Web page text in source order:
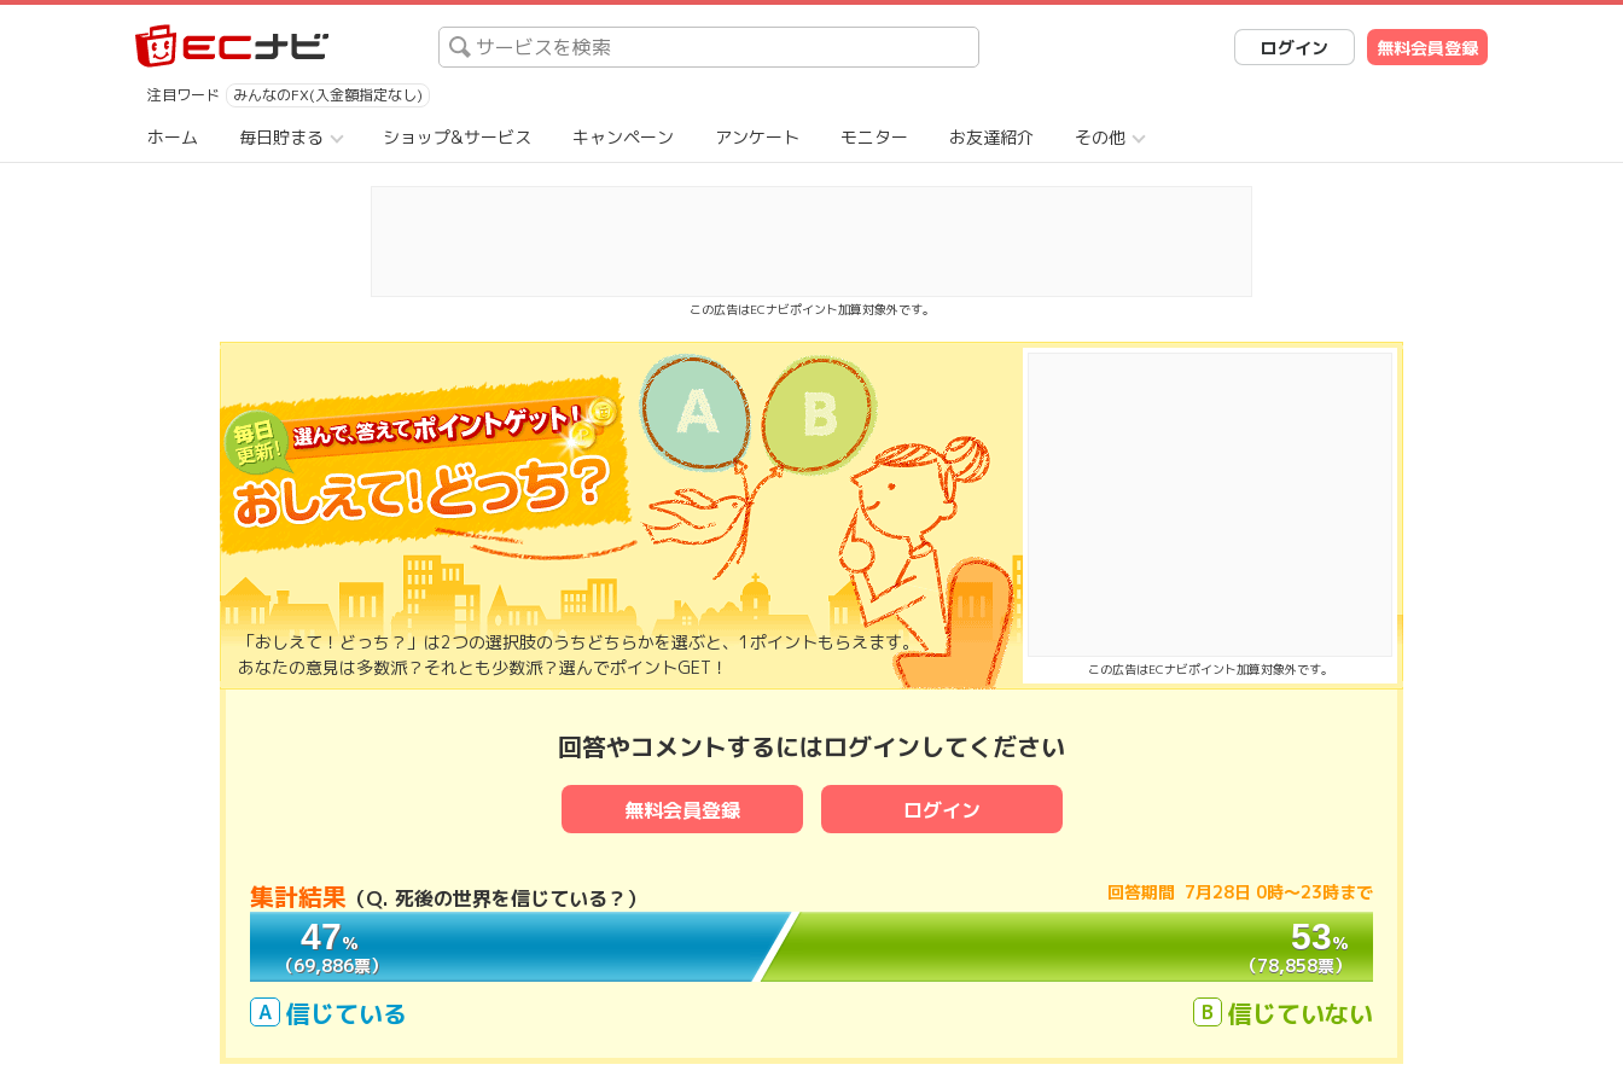
ログイン 無料会員登録
注目ワード みんなのFX(入金額指定なし)
ホーム 毎日貯まる ショップ&サービス キャンペーン アンケート モニター お友達紹介 その他
この広告はECナビポイント加算対象外です。
「おしえて！どっち？」は2つの選択肢のうちどちらかを選ぶと、1ポイントもらえます。
あなたの意見は多数派？それとも少数派？選んでポイントGET！
この広告はECナビポイント加算対象外です。
回答やコメントするにはログインしてください
無料会員登録 ログイン
集計結果 （Q. 死後の世界を信じている？ ） 回答期間 7月28日 0時〜23時まで
47％
（69,886票）
53％
（78,858票）
47％
（69,886票）
53％
（78,858票）
A 信じている B 信じていない